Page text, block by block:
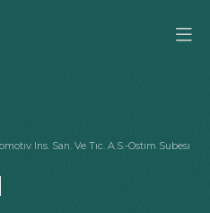
Ins. San. Ve Tıc. A.S.-Ostım Subesı